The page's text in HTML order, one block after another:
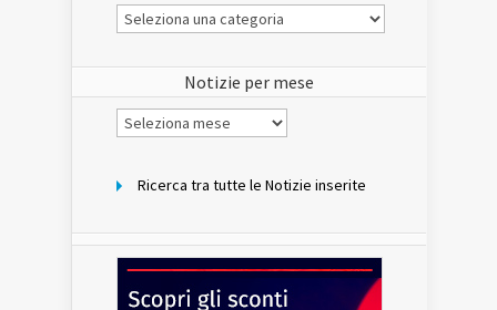
Le
Notizie
Notizie per mese
Notizie
per
Ricerca tra tutte le Notizie inserite